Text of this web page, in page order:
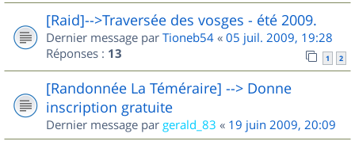
[Raid]-->Traversée des vosges - été 2009.
Dernier message par Tioneb54 « 05 juil. 2009, 19:28
Réponses : 13 1 2
[Randonnée La Téméraire] --> Donne
inscription gratuite
Dernier message par gerald_83 « 19 juin 2009, 20:09